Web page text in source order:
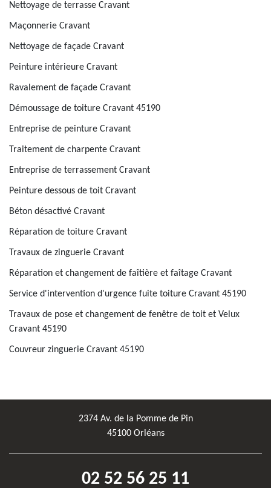
Nettoyage de terrasse Cravant
Maçonnerie Cravant
Nettoyage de façade Cravant
Peinture intérieure Cravant
Ravalement de façade Cravant
Démoussage de toiture Cravant 45190
Entreprise de peinture Cravant
Traitement de charpente Cravant
Entreprise de terrassement Cravant
Peinture dessous de toit Cravant
Béton désactivé Cravant
Réparation de toiture Cravant
Travaux de zinguerie Cravant
Réparation et changement de faîtière et faîtage Cravant
Service d'intervention d'urgence fuite toiture Cravant 45190
Travaux de pose et changement de fenêtre de toit et Velux
Cravant 45190
Couvreur zinguerie Cravant 45190
2374 Av. de la Pomme de Pin
45100 Orléans
02 52 56 25 11